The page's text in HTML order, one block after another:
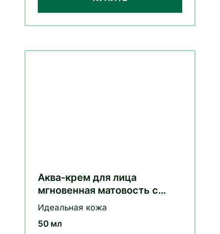
Аква-крем для лица
мгновенная матовость с
цинком и эвкалиптом
Идеальная кожа
50 мл